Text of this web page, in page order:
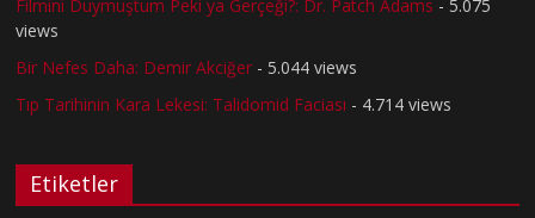
Filmini Duymuştum Peki ya Gerçeği?: Dr. Patch Adams - 5.075
views
Bir Nefes Daha: Demir Akciğer - 5.044 views
Tıp Tarihinin Kara Lekesi: Talidomid Faciası - 4.714 views
Etiketler